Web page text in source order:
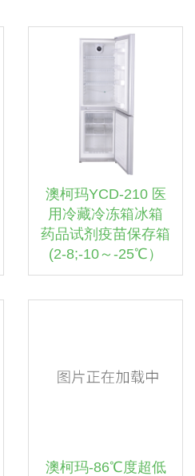
澳柯玛YCD-210 医
用冷藏冷冻箱冰箱
药品试剂疫苗保存箱
(2-8;-10～-25℃）
澳柯玛-86℃度超低